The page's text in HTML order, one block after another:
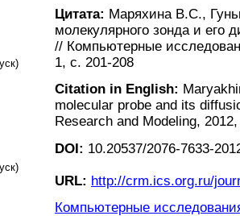
Цитата: Маряхина В.С.,
молекулярного зонда и его
// Компьютерные
1, с. 201-208
Citation in English:
molecular probe and its
Research and Modeling,
DOI: 10.20537/2076-7633-
URL: http://crm.ics.org.ru/
Компьютерные